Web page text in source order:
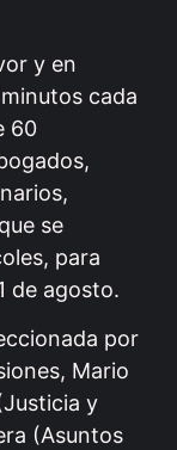
y en
cada
60
se
para
de agosto.
por
Mario
y
(Asuntos